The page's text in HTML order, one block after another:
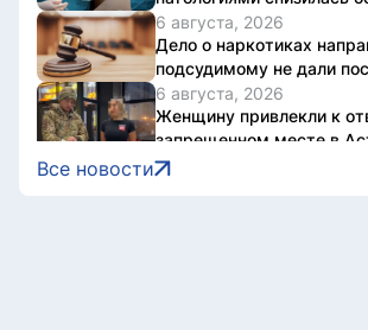
6 августа, 2026
Дело о наркотиках
подсудимому не дали
6 августа, 2026
Женщину привлекли к
запрещенном месте в
6 августа, 2026
Все новости